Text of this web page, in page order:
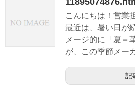
こんにちは！営業
最近は、暑い日が
メージ的に「夏＝
が、この季節メー
記